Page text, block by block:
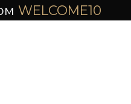
WELCOME10